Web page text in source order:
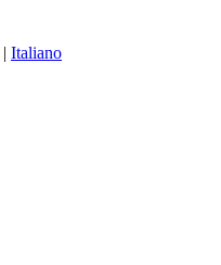
| Italiano